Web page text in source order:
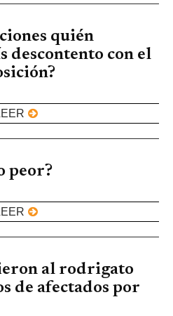
quién
descontento con el
peor?
al rodrigato
de afectados por